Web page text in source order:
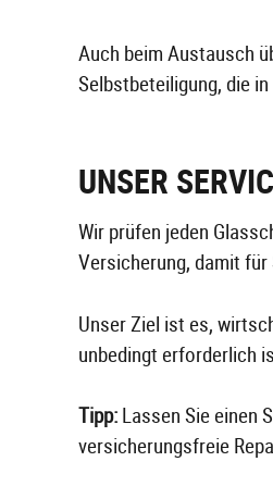
Auch beim Austausch
Selbstbeteiligung, die
UNSER
Wir prüfen jeden
Versicherung, damit
Unser Ziel ist es,
unbedingt erforderlich
Tipp: Lassen Sie einen
versicherungsfreie